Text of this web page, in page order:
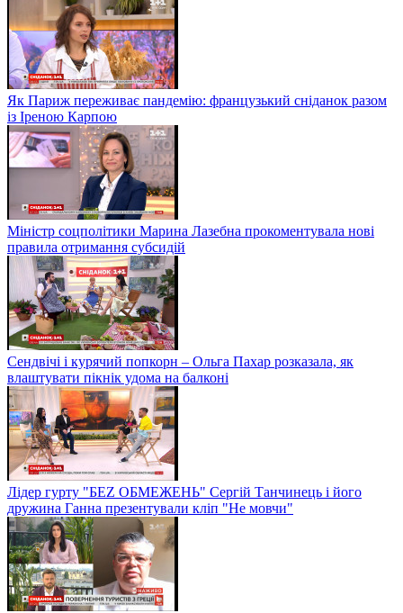
Як Париж переживає пандемію: французький сніданок разом
із Іреною Карпою
Міністр соцполітики Марина Лазебна прокоментувала нові
правила отримання субсидій
Сендвічі і курячий попкорн – Ольга Пахар розказала, як
влаштувати пікнік удома на балконі
Лідер гурту "БЕZ ОБМЕЖЕНЬ" Сергій Танчинець і його
дружина Ганна презентували кліп "Не мовчи"